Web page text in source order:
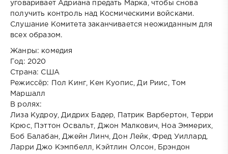
уговаривает Адриана предать Марка, чтобы снова
получить контроль над Космическими войсками.
Слушание Комитета заканчивается неожиданным для
всех образом.
Жанры: комедия
Год: 2020
Страна: США
Режиссёр: Пол Кинг, Кен Куопис, Ди Риис, Том
Маршалл
В ролях:
Лиза Кудроу, Дидрих Бадер, Патрик Варбертон, Терри
Крюс, Пэттон Освальт, Джон Малкович, Ноа Эммерих,
Боб Балабан, Джейн Линч, Дон Лейк, Фред Уиллард,
Ларри Джо Кэмпбелл, Кэйтлин Олсон, Брэндон